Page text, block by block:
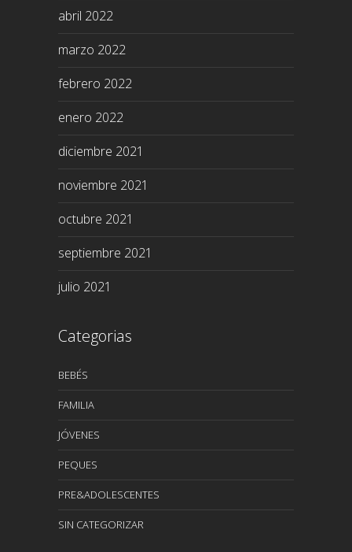
abril 2022
marzo 2022
febrero 2022
enero 2022
diciembre 2021
noviembre 2021
octubre 2021
septiembre 2021
julio 2021
Categorias
BEBÉS
FAMILIA
JÓVENES
PEQUES
PRE&ADOLESCENTES
SIN CATEGORIZAR